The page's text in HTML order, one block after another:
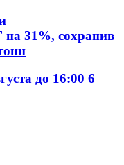
31%, сохранив
до 16:00 6